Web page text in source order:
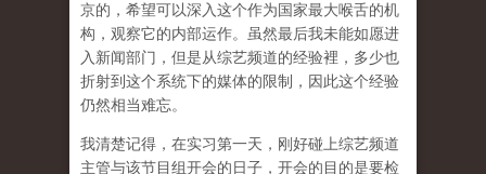
京的，希望可以深入这个作为国家最大喉舌的机
构，观察它的内部运作。虽然最后我未能如愿进
入新闻部门，但是从综艺频道的经验裡，多少也
折射到这个系统下的媒体的限制，因此这个经验
仍然相当难忘。
我清楚记得，在实习第一天，刚好碰上综艺频道
主管与该节目组开会的日子，开会的目的是要检